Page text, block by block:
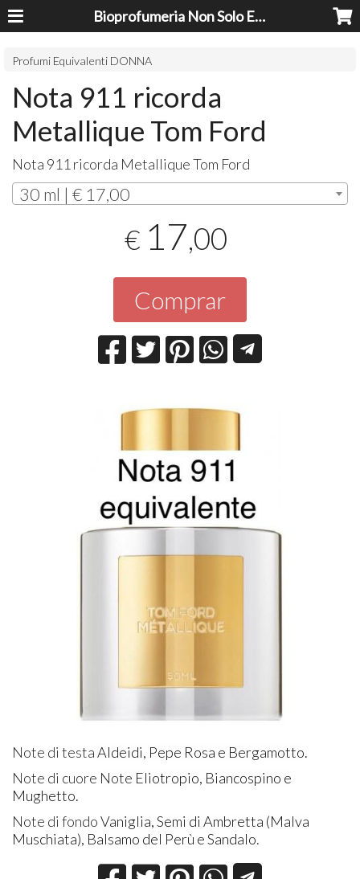
Bioprofumeria Non Solo Essenze
Profumi Equivalenti DONNA
Nota 911 ricorda
Metallique Tom Ford
Nota 911 ricorda Metallique Tom Ford
30 ml | € 17,00
€ 17,00
Comprar
Note di testaAldeidi, Pepe Rosa e Bergamotto.
Note di cuore Note Eliotropio, Biancospino e
Mughetto.
Note di fondo Vaniglia, Semi di Ambretta (Malva
Muschiata), Balsamo del Perù e Sandalo.